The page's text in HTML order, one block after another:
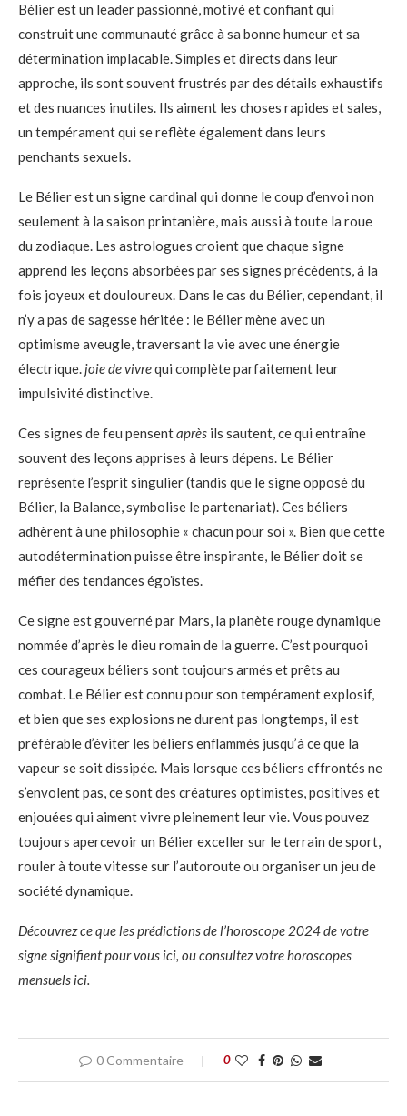
Bélier est un leader passionné, motivé et confiant qui
construit une communauté grâce à sa bonne humeur et sa
détermination implacable. Simples et directs dans leur
approche, ils sont souvent frustrés par des détails exhaustifs
et des nuances inutiles. Ils aiment les choses rapides et sales,
un tempérament qui se reflète également dans leurs
penchants sexuels.
Le Bélier est un signe cardinal qui donne le coup d’envoi non
seulement à la saison printanière, mais aussi à toute la roue
du zodiaque. Les astrologues croient que chaque signe
apprend les leçons absorbées par ses signes précédents, à la
fois joyeux et douloureux. Dans le cas du Bélier, cependant, il
n’y a pas de sagesse héritée : le Bélier mène avec un
optimisme aveugle, traversant la vie avec une énergie
électrique.joie de vivrequi complète parfaitement leur
impulsivité distinctive.
Ces signes de feu pensentaprès ils sautent, ce qui entraîne
souvent des leçons apprises à leurs dépens. Le Bélier
représente l’esprit singulier (tandis que le signe opposé du
Bélier, la Balance, symbolise le partenariat). Ces béliers
adhèrent à une philosophie « chacun pour soi ». Bien que cette
autodétermination puisse être inspirante, le Bélier doit se
méfier des tendances égoïstes.
Ce signe est gouverné par Mars, la planète rouge dynamique
nommée d’après le dieu romain de la guerre. C’est pourquoi
ces courageux béliers sont toujours armés et prêts au
combat. Le Bélier est connu pour son tempérament explosif,
et bien que ses explosions ne durent pas longtemps, il est
préférable d’éviter les béliers enflammés jusqu’à ce que la
vapeur se soit dissipée. Mais lorsque ces béliers effrontés ne
s’envolent pas, ce sont des créatures optimistes, positives et
enjouées qui aiment vivre pleinement leur vie. Vous pouvez
toujours apercevoir un Bélier exceller sur le terrain de sport,
rouler à toute vitesse sur l’autoroute ou organiser un jeu de
société dynamique.
Découvrez ce que les prédictions de l’horoscope 2024 de votre
signe signifient pour vousici, ou consultez votrehoroscopes
mensuels ici.
0 Commentaire 0